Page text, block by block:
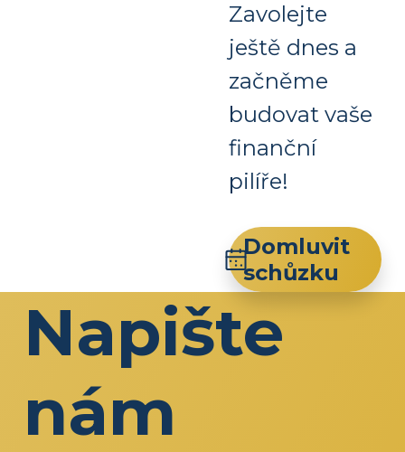
Zavolejte
ještě dnes a
začněme
budovat vaše
finanční
pilíře!
Domluvit
schůzku
Napište
nám